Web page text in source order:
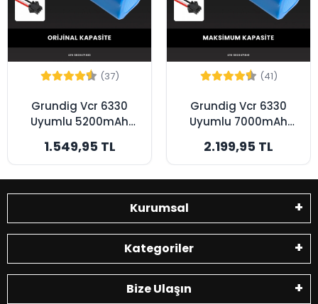
(37)
Grundig Vcr 6330
Uyumlu 5200mAh
Bataryası - Orijinal
Kapasite
1.549,95 TL
(41)
Grundig Vcr 6330
Uyumlu 7000mAh
Bataryası -
Maksimum Kapasite
2.199,95 TL
Kurumsal
Kategoriler
Bize Ulaşın